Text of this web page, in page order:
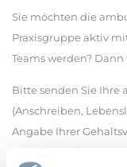
Sie möchten die
Praxisgruppe aktiv
Teams werden?
Bitte senden Sie Ihre
(Anschreiben,
Angabe Ihrer